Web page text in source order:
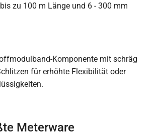
zu 100 m Länge und 6 - 300 mm
Meterware